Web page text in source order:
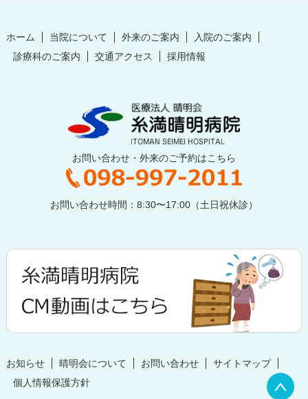
ホーム 当院について 外来のご案内
入院のご案内
診療科のご案内
交通アクセス 採用情報
お問い合わせ・外来のご予約はこちら
お問い合わせ時間：8:30〜17:00（土日祝休診）
お知らせ 晴明会について お問い合わせ
サイトマップ
個人情報保護方針